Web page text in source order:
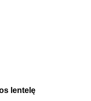
lentelę